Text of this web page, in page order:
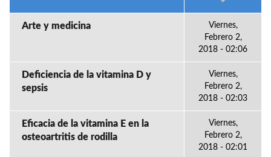
Arte y medicina
Viernes,
Febrero 2,
2018 - 02:06
Deficiencia de la vitamina D y
sepsis
Viernes,
Febrero 2,
2018 - 02:03
Eficacia de la vitamina E en la
osteoartritis de rodilla
Viernes,
Febrero 2,
2018 - 02:01